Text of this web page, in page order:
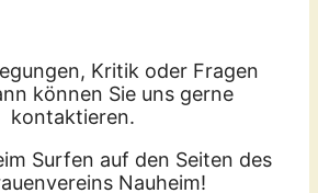
Kritik oder Fragen
können Sie uns gerne
kontaktieren.
Surfen auf den Seiten des
Nauheim!